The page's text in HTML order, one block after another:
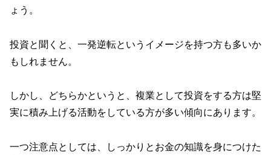
ょう。
投資と聞くと、一発逆転というイメージを持つ方も多いか
もしれません。
しかし、どちらかというと、複業として投資をする方は堅
実に積み上げる活動をしている方が多い傾向にあります。
一つ注意点としては、しっかりとお金の知識を身につけた